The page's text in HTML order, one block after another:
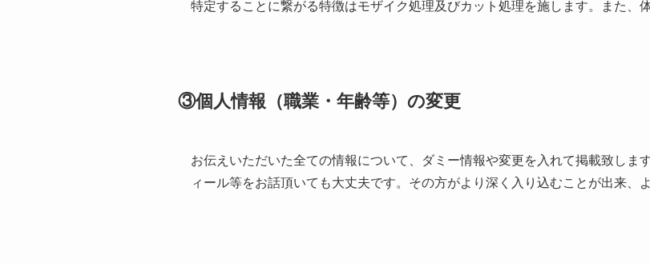
特定することに繋がる特徴はモザイク処理及びカット処理を施します。また、
③個人情報（職業・年齢等）の変更
お伝えいただいた全ての情報について、ダミー情報や変更を入れて掲載致しま
ィール等をお話頂いても大丈夫です。その方がより深く入り込むことが出来、